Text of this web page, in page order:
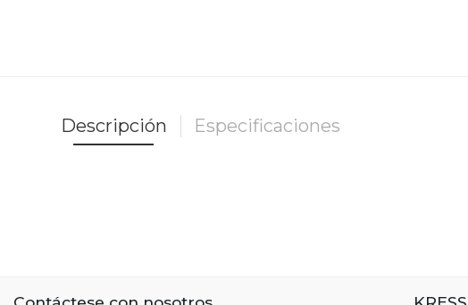
Descripción Especificaciones